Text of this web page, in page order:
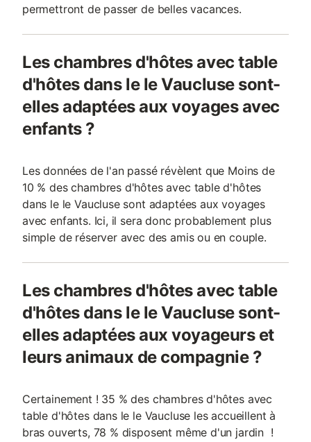
permettront de passer de belles vacances.
Les chambres d'hôtes avec table
d'hôtes dans le le Vaucluse sont-
elles adaptées aux voyages avec
enfants ?
Les données de l'an passé révèlent que Moins de
10 % des chambres d'hôtes avec table d'hôtes
dans le le Vaucluse sont adaptées aux voyages
avec enfants. Ici, il sera donc probablement plus
simple de réserver avec des amis ou en couple.
Les chambres d'hôtes avec table
d'hôtes dans le le Vaucluse sont-
elles adaptées aux voyageurs et
leurs animaux de compagnie ?
Certainement ! 35 % des chambres d'hôtes avec
table d'hôtes dans le le Vaucluse les accueillent à
bras ouverts, 78 % disposent même d'un jardin !